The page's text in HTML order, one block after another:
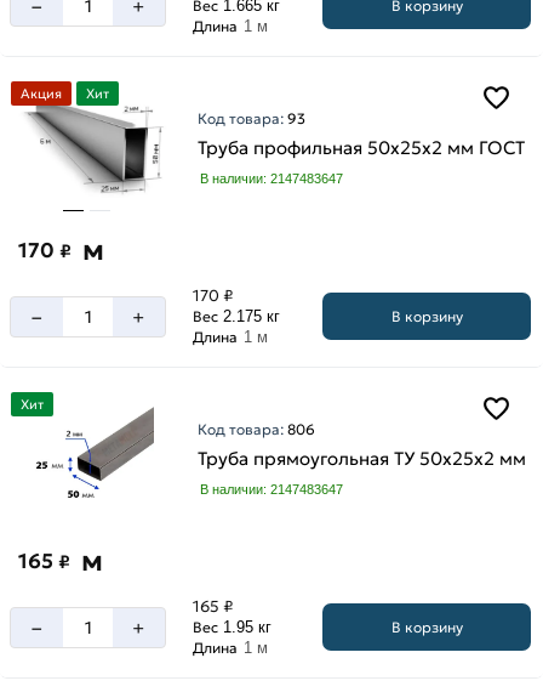
– + Вес 1.665 кг
Длина 1 м
В корзину
Акция Хит
Код товара:93
Труба профильная 50х25х2 мм ГОСТ
В наличии: 2147483647
170 ₽ м
– +
170 ₽
Вес 2.175 кг
Длина 1 м
В корзину
Хит
Код товара:806
Труба прямоугольная ТУ 50х25х2 мм
В наличии: 2147483647
165 ₽ м
– +
165 ₽
Вес 1.95 кг
Длина 1 м
В корзину